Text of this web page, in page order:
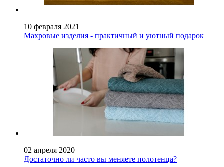
10 февраля 2021
Махровые изделия - практичный и уютный подарок
02 апреля 2020
Достаточно ли часто вы меняете полотенца?